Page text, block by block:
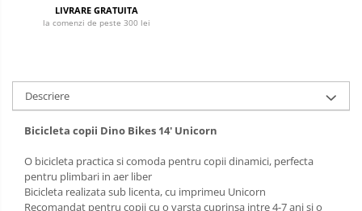
LIVRARE GRATUITA
la comenzi de peste 300 lei
Descriere
Bicicleta copii Dino Bikes 14' Unicorn
O bicicleta practica si comoda pentru copii dinamici, perfecta
pentru plimbari in aer liber
Bicicleta realizata sub licenta, cu imprimeu Unicorn
Recomandat pentru copii cu o varsta cuprinsa intre 4-7 ani si o